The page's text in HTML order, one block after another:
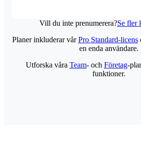
Vill du inte prenumerera?Se fler
Planer inkluderar vårPro Standard-licens
en enda användare.
Utforska våra Team- och Företag-
funktioner.